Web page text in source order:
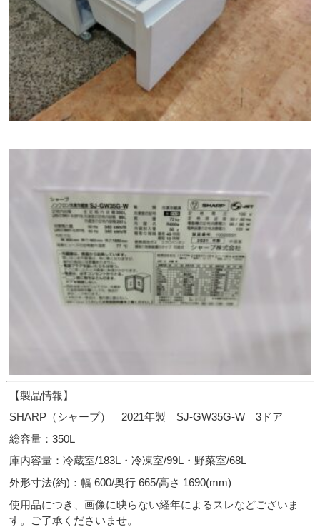
【製品情報】
SHARP（シャープ） 2021年製 SJ-GW35G-W 3ドア
総容量：350L
庫内容量：冷蔵室/183L・冷凍室/99L・野菜室/68L
外形寸法(約)：幅 600/奥行 665/高さ 1690(mm)
使用品につき、画像に映らない経年によるスレなどございま
す。ご了承くださいませ。